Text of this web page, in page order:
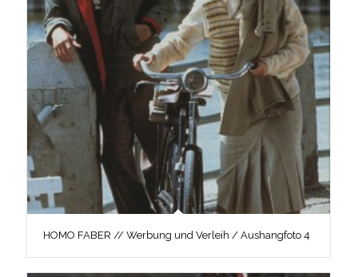
HOMO FABER // Werbung und Verleih / Aushangfoto 4